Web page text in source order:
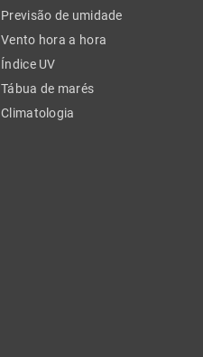
Previsão de umidade
Vento hora a hora
Índice UV
Tábua de marés
Climatologia